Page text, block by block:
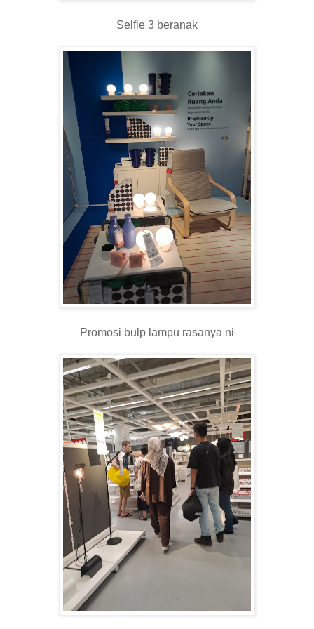
Selfie 3 beranak
Promosi bulp lampu rasanya ni